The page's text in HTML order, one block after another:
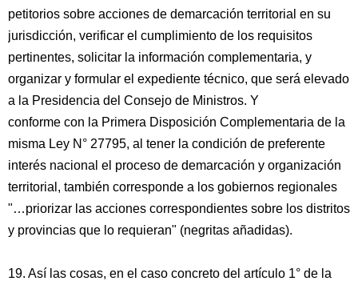
petitorios sobre acciones de demarcación territorial en su
jurisdicción, verificar el cumplimiento de los requisitos
pertinentes, solicitar la información complementaria, y
organizar y formular el expediente técnico, que será elevado
a la Presidencia del Consejo de Ministros. Y
conforme con la Primera Disposición Complementaria de la
misma Ley N° 27795, al tener la condición de preferente
interés nacional el proceso de demarcación y organización
territorial, también corresponde a los gobiernos regionales
"…priorizar las acciones correspondientes sobre los distritos
y provincias que lo requieran" (negritas añadidas).
19. Así las cosas, en el caso concreto del artículo 1° de la